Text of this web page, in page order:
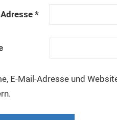
*
E-Mail-Adresse und